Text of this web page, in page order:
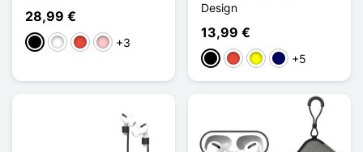
28,99 €
Schwarz
WeißRot Pink+3
Design
13,99 €
Schwarz
Rot GelbMarineblau
+5